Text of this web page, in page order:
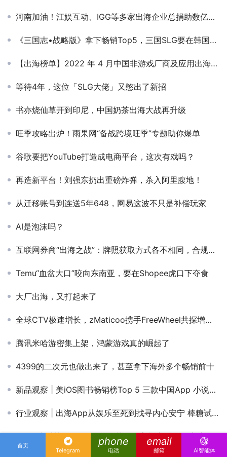
河南加油！江娱互动、IGG等多家出海企业总捐助数亿驰援河南
《三国志•战略版》拿下畅销Top5，三国SLG要在韩国市场“二次崛起”了？
【出海榜单】2022 年 4 月中国非游戏厂商及应用出海收入 30 强
等待4年，这位「SLG大佬」又憋出了新招
书亦烧仙草开到印尼，中国奶茶出海大战再升级
旺季攻略出炉！雨果网“备战跨境旺季”专题助你爆单
谷歌要把YouTube打造成电商平台，这次有戏吗？
再造新平台！刘强东扔出重磅炸弹，杀入阿里腹地！
从迁移账号到连送5年648，网易这波不只是补偿玩家
AI是泡沫吗？
互联网券商“出海之战”：牌照获取方式各不相同，合规能力面临考验
Temu“血盆大口”咬向东南亚，要在Shopee虎口下夺食
大厂出海，又打起来了
全球CTV极速增长，zMaticoo携手FreeWheel共探增长最强点
腾讯米哈游密集上架，鸿蒙游戏真的崛起了
4399的二次元也做出来了，甚至拿下海外多个畅销前十
新品观察 | 美iOS图书畅销榜Top 5 三款中国App 小说App出海已超200款
行业观察 | 出海App从娱乐至死到找寻内心安宁 棒糖试水心理健康品类
3分钟速看苹果WWDC23！苹果全家桶真的是靠边站，One more thing才是硬道理
首页
Telegram
phone
电话
email
邮箱 Ai智能体